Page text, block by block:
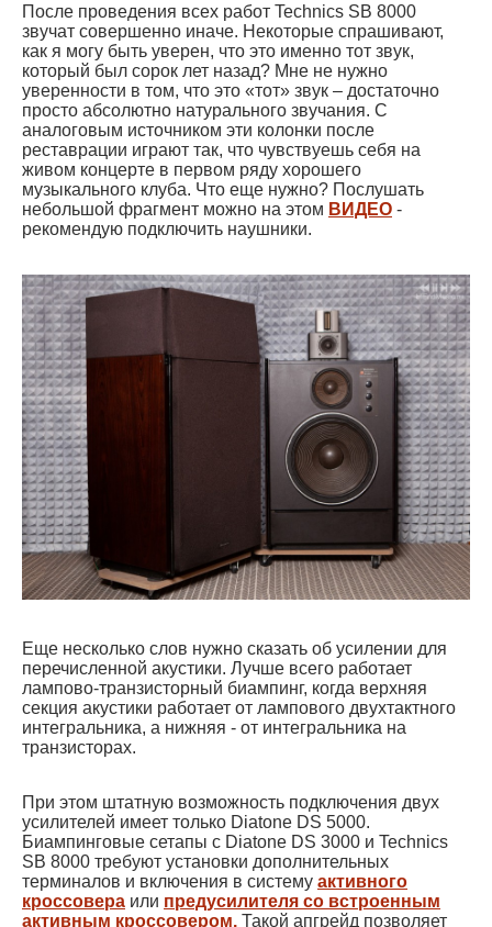
После проведения всех работ Technics SB 8000
звучат совершенно иначе. Некоторые спрашивают,
как я могу быть уверен, что это именно тот звук,
который был сорок лет назад? Мне не нужно
уверенности в том, что это «тот» звук – достаточно
просто абсолютно натурального звучания. С
аналоговым источником эти колонки после
реставрации играют так, что чувствуешь себя на
живом концерте в первом ряду хорошего
музыкального клуба. Что еще нужно? Послушать
небольшой фрагмент можно на этом ВИДЕО -
рекомендую подключить наушники.
Еще несколько слов нужно сказать об усилении для
перечисленной акустики. Лучше всего работает
лампово-транзисторный биампинг, когда верхняя
секция акустики работает от лампового двухтактного
интегральника, а нижняя - от интегральника на
транзисторах.
При этом штатную возможность подключения двух
усилителей имеет только Diatone DS 5000.
Биампинговые сетапы с Diatone DS 3000 и Technics
SB 8000 требуют установки дополнительных
терминалов и включения в систему активного
кроссовера или предусилителя со встроенным
активным кроссовером. Такой апгрейд позволяет